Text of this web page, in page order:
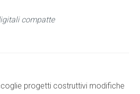
compatte
progetti costruttivi modifiche